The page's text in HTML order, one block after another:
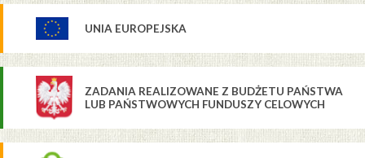
UNIA EUROPEJSKA
ZADANIA REALIZOWANE Z BUDŻETU PAŃSTWA
LUB PAŃSTWOWYCH FUNDUSZY CELOWYCH